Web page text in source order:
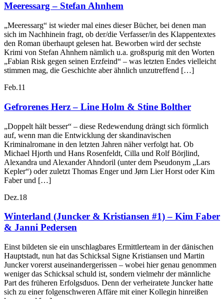
Meeressarg – Stefan Ahnhem
„Meeressarg“ ist wieder mal eines dieser Bücher, bei denen man
sich im Nachhinein fragt, ob der/die Verfasser/in des Klappentextes
den Roman überhaupt gelesen hat. Beworben wird der sechste
Krimi von Stefan Ahnhem nämlich u.a. großspurig mit den Worten
„Fabian Risk gegen seinen Erzfeind“ – was letzten Endes vielleicht
stimmen mag, die Geschichte aber ähnlich unzutreffend […]
Feb.11
Gefrorenes Herz – Line Holm & Stine Bolther
„Doppelt hält besser“ – diese Redewendung drängt sich förmlich
auf, wenn man die Entwicklung der skandinavischen
Kriminalromane in den letzten Jahren näher verfolgt hat. Ob
Michael Hjorth und Hans Rosenfeldt, Cilla und Rolf Börjlind,
Alexandra und Alexander Ahndoril (unter dem Pseudonym „Lars
Kepler“) oder zuletzt Thomas Enger und Jørn Lier Horst oder Kim
Faber und […]
Dez.18
Winterland (Juncker & Kristiansen #1) – Kim Faber
& Janni Pedersen
Einst bildeten sie ein unschlagbares Ermittlerteam in der dänischen
Hauptstadt, nun hat das Schicksal Signe Kristiansen und Martin
Juncker vorerst auseinandergerissen – wobei hier genau genommen
weniger das Schicksal schuld ist, sondern vielmehr der männliche
Part des früheren Erfolgsduos. Denn der verheiratete Juncker hatte
sich zu einer folgenschweren Affäre mit einer Kollegin hinreißen